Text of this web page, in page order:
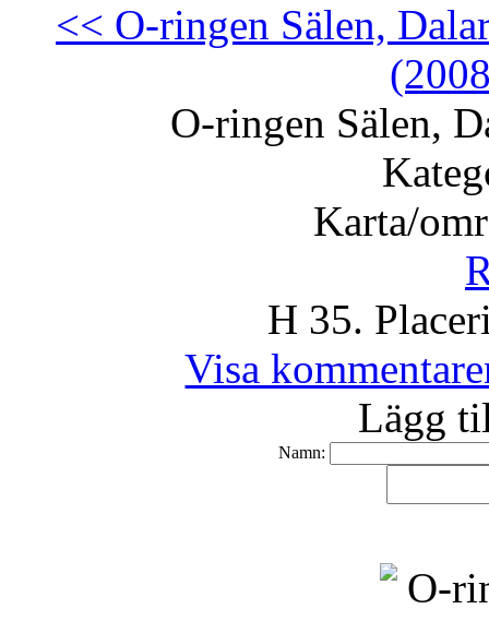
<< O-ringen Sälen,
O-ringen Sälen,
Karta/
H 35.
Visa
Lägg
Namn: